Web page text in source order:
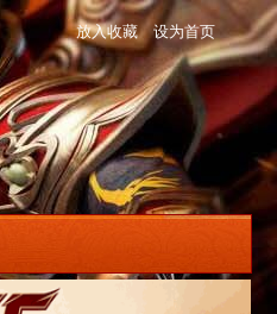
放入收藏 设为首页